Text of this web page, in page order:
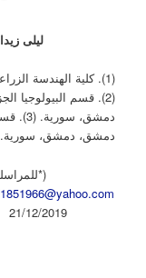
ليلى
(1). كلية الهندسة
(2). قسم البيولوجيا
دمشق،
دمشق، دمشق، سورية.
21/12/2019 تاريخ القبول: 21/01/2020